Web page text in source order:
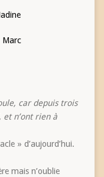
Marc
car depuis trois
n’ont rien à
» d’aujourd’hui.
mais n’oublie